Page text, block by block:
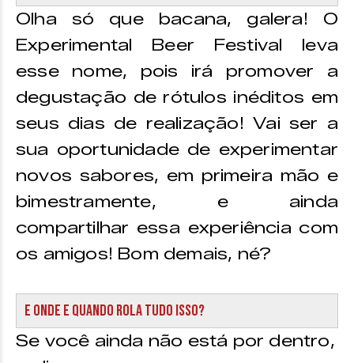
Olha só que bacana, galera! O
Experimental Beer Festival leva
esse nome, pois irá promover a
degustação de rótulos inéditos em
seus dias de realização! Vai ser a
sua oportunidade de experimentar
novos sabores, em primeira mão e
bimestramente, e ainda
compartilhar essa experiência com
os amigos! Bom demais, né?
E onde e quando rola tudo isso?
Se você ainda não está por dentro,